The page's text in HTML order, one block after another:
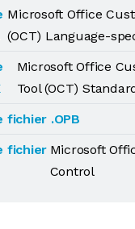
Microsoft Office
(OCT) Language-
Microsoft Office
Tool (OCT)
fichier .OPB
fichier Microsoft
Control